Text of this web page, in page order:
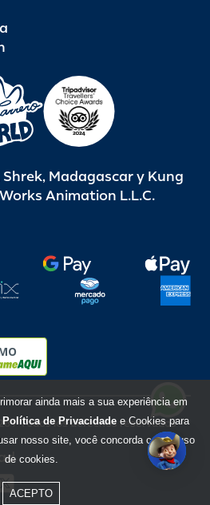
Madagascar y Kung
Animation L.L.C.
/ Todos los derechos reservados
ainda mais a sua experiência em
Política de Privacidade e Cookies para
nosso site, você concorda com o uso
de cookies.
ACEPTO